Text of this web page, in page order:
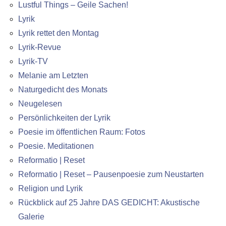
Lustful Things – Geile Sachen!
Lyrik
Lyrik rettet den Montag
Lyrik-Revue
Lyrik-TV
Melanie am Letzten
Naturgedicht des Monats
Neugelesen
Persönlichkeiten der Lyrik
Poesie im öffentlichen Raum: Fotos
Poesie. Meditationen
Reformatio | Reset
Reformatio | Reset – Pausenpoesie zum Neustarten
Religion und Lyrik
Rückblick auf 25 Jahre DAS GEDICHT: Akustische
Galerie